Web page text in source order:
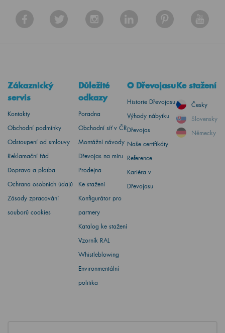
Zákaznický
servis
Kontakty
Obchodní podmínky
Odstoupení od smlouvy
Reklamační řád
Doprava a platba
Ochrana osobních údajů
Zásady zpracování
souborů cookies
Důležité
odkazy
Poradna
Obchodní síť v ČR
Montážní návody
Dřevojas na míru
Prodejna
Ke stažení
Konfigurátor pro
partnery
Katalog ke stažení
Vzorník RAL
Whistleblowing
Environmentální
politika
O Dřevojasu
Historie Dřevojasu
Výhody nábytku
Dřevojas
Naše certifikáty
Reference
Kariéra v
Dřevojasu
Ke stažení
Česky
Slovensky
Německy